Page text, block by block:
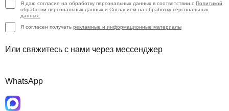
Я даю согласие на обработку персональных данных в соответствии с Политикой
обработки персональных данных и Согласием на обработку персональных
данных.
Я согласен получать рекламные и информационные материалы
Или свяжитесь с нами через мессенджер
WhatsApp